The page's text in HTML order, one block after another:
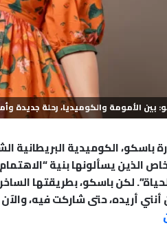
بين الأمومة والكوميديا، رحلة جديدة
باسكو، الكوميدية البريطانية
الذين يسألونها بنية
أريده، حتى شاركت فيه،